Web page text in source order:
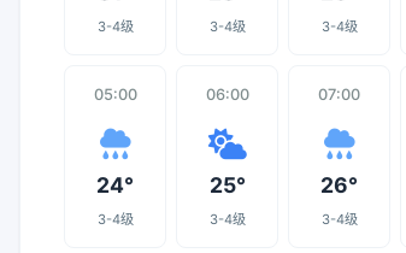
3-4级 3-4级 3-4级
05:00
24°
3-4级
06:00
25°
3-4级
07:00
26°
3-4级